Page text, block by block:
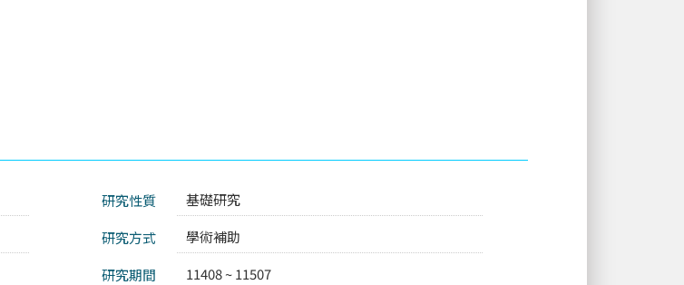
研究性質
基礎研究
研究方式
學術補助
研究期間
11408 ~ 11507